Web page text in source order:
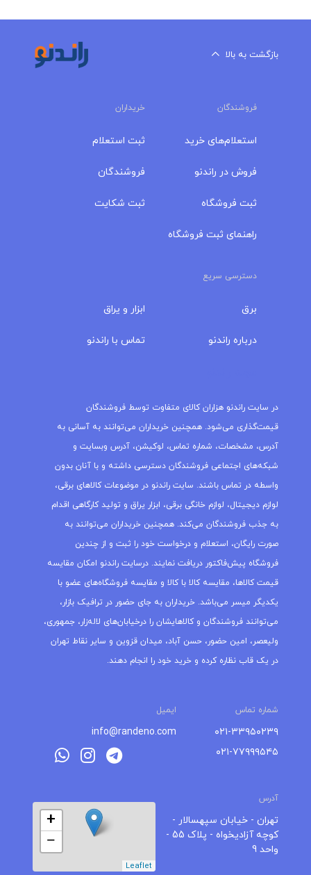
بازگشت به بالا
فروشندگان خریداران
استعلام‌های خرید
فروش در راندنو
ثبت فروشگاه
راهنمای ثبت فروشگاه
ثبت استعلام
فروشندگان
ثبت شکایت
دسترسی سریع
برق
درباره‌ راندنو
ابزار و یراق
تماس با راندنو
در سایت راندنو هزاران کالای متفاوت توسط فروشندگان
قیمت‌گذاری می‌شود. همچنین خریداران می‌توانند به آسانی به
آدرس، مشخصات، شماره تماس، لوکیشن، آدرس وبسایت و
شبکه‌های اجتماعی فروشندگان دسترسی داشته و با آنان بدون
واسطه در تماس باشند. سایت راندنو در موضوعات کالاهای برقی،
لوازم دیجیتال، لوازم خانگی برقی، ابزار یراق و تولید کارگاهی اقدام
به جذب فروشندگان می‌کند. همچنین خریداران می‌توانند به
صورت رایگان، استعلام و درخواست خود را ثبت و از چندین
فروشگاه پیش‌فاکتور دریافت نمایند. درسایت راندنو امکان مقایسه
قیمت کالاها، مقایسه کالا با کالا و مقایسه فروشگاه‌های عضو با
یکدیگر میسر می‌باشد. خریداران به جای حضور در ترافیک بازار،
می‌توانند فروشندگان و کالاهایشان را درخیابان‌های لاله‌زار، جمهوری،
ولیعصر، امین حضور، حسن آباد، میدان قزوین و سایر نقاط تهران
در یک قاب نظاره کرده و خرید خود را انجام دهند.
شماره تماس ایمیل
۰۲۱-۳۳۹۵۰۲۳۹
۰۲۱-۷۷۹۹۹۵۴۵
info@randeno.com
آدرس
تهران - خیابان سپهسالار -
کوچه آزادیخواه - پلاک 55 -
واحد 9
+
−
Leaflet